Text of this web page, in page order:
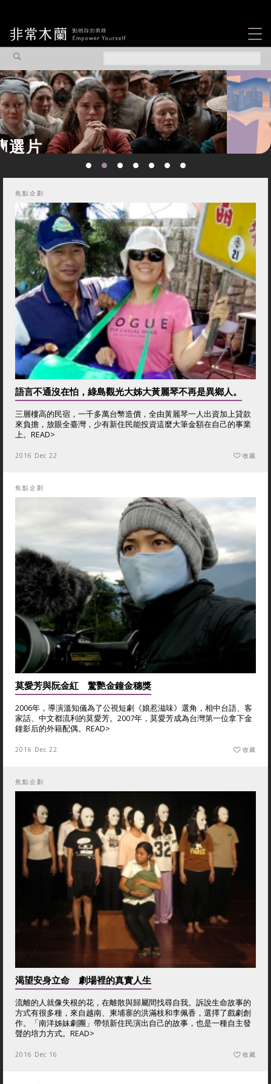
觀點專欄
焦點企劃
社會企業
認識我們
焦點企劃
語言不通沒在怕，綠島觀光大姊大黃麗琴不再是異鄉人。
三層樓高的民宿，一千多萬台幣造價，全由黃麗琴一人出資加上貸款
來負擔，放眼全臺灣，少有新住民能投資這麼大筆金額在自己的事業
上。 READ>
2016 Dec 22 收藏
焦點企劃
莫愛芳與阮金紅 驚艷金鐘金穗獎
2006年，導演溫知儀為了公視短劇《娘惹滋味》選角，相中台語、客
家話、中文都流利的莫愛芳。2007年，莫愛芳成為台灣第一位拿下金
鐘影后的外籍配偶。 READ>
2016 Dec 22 收藏
焦點企劃
渴望安身立命 劇場裡的真實人生
流離的人就像失根的花，在離散與歸屬間找尋自我。訴說生命故事的
方式有很多種，來自越南、柬埔寨的洪滿枝和李佩香，選擇了戲劇創
作。「南洋姊妹劇團」帶領新住民演出自己的故事，也是一種自主發
聲的培力方式。 READ>
2016 Dec 16 收藏